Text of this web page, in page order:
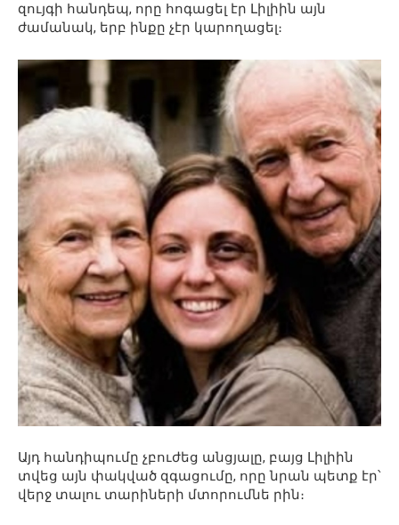
զույգի հանդեպ, որը հոգացել էր Լիլիին այն
ժամանակ, երբ ինքը չէր կարողացել։
Այդ հանդիպումը չբուժեց անցյալը, բայց Լիլիին
տվեց այն փակված զգացումը, որը նրան պետք էր՝
վերջ տալու տարիների մտորումնե րին։